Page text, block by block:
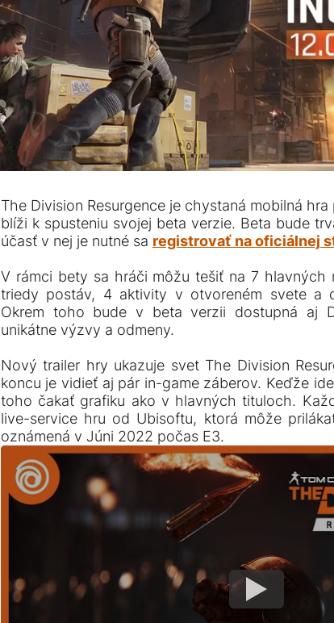
The Division Resurgence je chystaná mobilná
blíži k spusteniu svojej beta verzie. Beta bude
účasť v nej je nutné sa registrovať na oficiálnej
V rámci bety sa hráči môžu tešiť na 7 hlavných
triedy postáv, 4 aktivity v otvoreném svete a
Okrem toho bude v beta verzii dostupná aj
unikátne výzvy a odmeny.
Nový trailer hry ukazuje svet The Division
koncu je vidieť aj pár in-game záberov. Keďže
toho čakať grafiku ako v hlavných tituloch.
live-service hru od Ubisoftu, ktorá môže
oznámená v Júni 2022 počas E3.